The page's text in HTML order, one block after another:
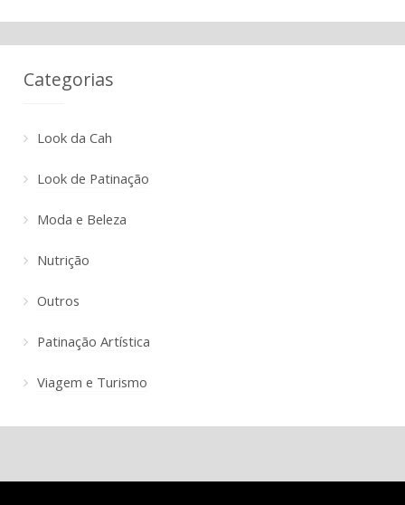
Categorias
Look da Cah
Look de Patinação
Moda e Beleza
Nutrição
Outros
Patinação Artística
Viagem e Turismo